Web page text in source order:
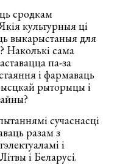
сродкам
культурныя ці
выкарыстаныя для
Наколькі сама
па-за
і фармаваць
рыторыцы і
сучаснасці
разам з
і
і Беларусі.